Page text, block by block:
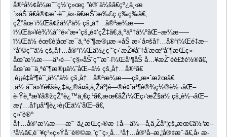
å®¹å½¢å¼æ˜¯ç½‘ç»œç ”è®¨ä¼šã€çº¿ä¸‹æ
´»åŠ¨ã€å®¢æˆ·è¯„ä»·ã€æŠ˜æ‰£ç ç­‰ç­‰ã€‚
çŽ°åœ¨ï¼Œå¢žå¼ºä½ çš„å†…å®¹æ¼æ–—
ï¼Œä»¥è¾¾åˆ°é«˜æ•ˆçš„é¢‘çŽ‡ã€‚ä¸ºäº†å¼ºåŒ–æ¼æ–—
ï¼Œä½ éœ€è¦åœ¨æ¯ä¸ªé˜¶æ®µæ·»åŠ æ›´å¤šå†…å®¹ï¼Œé‡æ–
°åˆ©ç”¨ä½ çš„å†…å®¹ï¼Œä½¿ç”¨ç›´æŽ¥åˆ†å‘æœºåˆ¶æŒç»­
åœ¨æ¼æ–—ä¹‹é—´ç§»åŠ¨ç”¨æˆ·ï¼Œå¹¶åŠ å…¥æŽ¨èé£žè½®ã€‚
åœ¨æ¯ä¸ªé˜¶æ®µä¼˜åŒ–ä½ çš„å†…å®¹ã€
‚è¡¡é‡å¹¶è¯„ä¼°ä½ çš„å†…å®¹æ¼æ–—çš„æ•ˆæžœã€
‚ä½ å¯ä»¥é€šè¿‡ä¿®å¤å‚ä¸Žåº¦é—®é¢˜å¹¶è®¾ç½®è½¬åŒ–
è·Ÿè¸ªæ¥å®žçŽ°è¿™ä¸€ç‚¹ã€‚æœ€åŽï¼Œç›‘æŽ§ä½ çš„è½¬åŒ–
æƒ…å†µå¹¶è¿›è¡Œä¼˜åŒ–ã€‚
ç»“è®º
å†…å®¹æ¼æ–—æ˜¯ä¿æŒç›®æ ‡å—ä¼—å‚ä¸Žåº¦çš„æœ€ä½³æ–
¹å¼ã€‚è¯¥ç³»ç»Ÿå¯è®©æ‚¨ç”¨ç›¸å…³å†…å®¹å–æ‚¦å®¢æˆ·ã€‚å› æ­